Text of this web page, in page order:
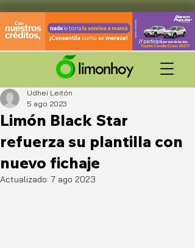
Limón Black Star
refuerza su plantilla con
nuevo fichaje
Udhei Leitón
5 ago 2023
Actualizado: 7 ago 2023